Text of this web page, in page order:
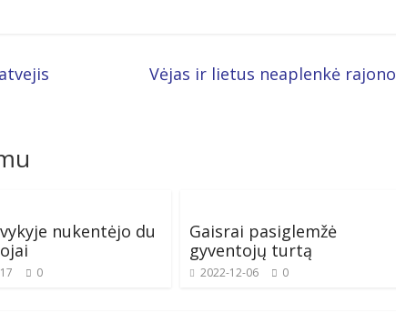
Vėjas ir lietus neaplenkė rajono
nukentėjo du
0
Gaisrai pasiglemžė
gyventojų turtą
2022-12-06 0